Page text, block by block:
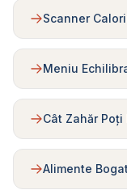
Scanner
Meniu
Cât Zahăr Poți
Alimente